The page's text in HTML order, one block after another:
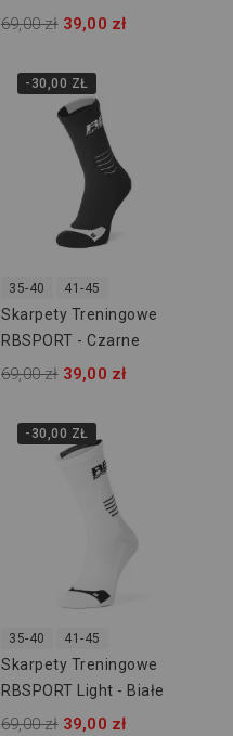
69,00 zł 39,00 zł
-30,00 ZŁ
35-40 41-45
Skarpety Treningowe
RBSPORT - Czarne
69,00 zł 39,00 zł
-30,00 ZŁ
35-40 41-45
Skarpety Treningowe
RBSPORT Light - Białe
69,00 zł 39,00 zł